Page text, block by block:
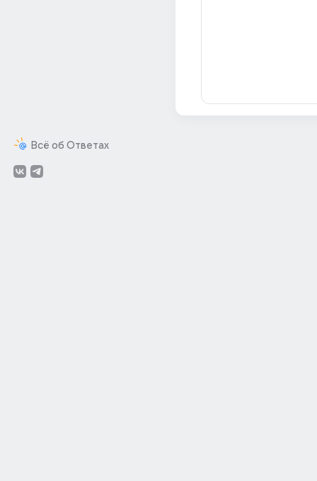
Всё об Ответах